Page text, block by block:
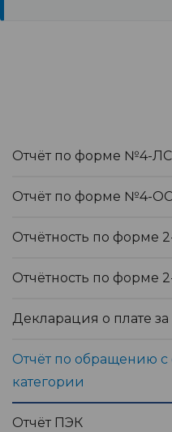
Отчёт по форме №4-ЛС
Отчёт по форме №4-ОС
Отчётность по форме
Отчётность по форме
Декларация о плате
Отчёт по обращению с
категории
Отчёт ПЭК